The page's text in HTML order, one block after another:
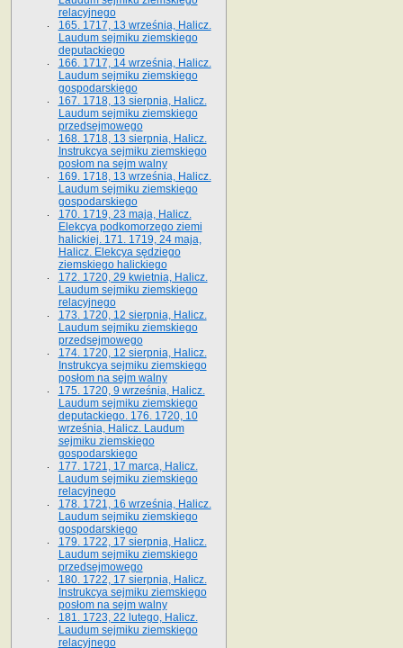
relacyjnego
165. 1717, 13 września, Halicz.
Laudum sejmiku ziemskiego
deputackiego
166. 1717, 14 września, Halicz.
Laudum sejmiku ziemskiego
gospodarskiego
167. 1718, 13 sierpnia, Halicz.
Laudum sejmiku ziemskiego
przedsejmowego
168. 1718, 13 sierpnia, Halicz.
Instrukcya sejmiku ziemskiego
posłom na sejm walny
169. 1718, 13 września, Halicz.
Laudum sejmiku ziemskiego
gospodarskiego
170. 1719, 23 maja, Halicz.
Elekcya podkomorzego ziemi
halickiej. 171. 1719, 24 maja,
Halicz. Elekcya sędziego
ziemskiego halickiego
172. 1720, 29 kwietnia, Halicz.
Laudum sejmiku ziemskiego
relacyjnego
173. 1720, 12 sierpnia, Halicz.
Laudum sejmiku ziemskiego
przedsejmowego
174. 1720, 12 sierpnia, Halicz.
Instrukcya sejmiku ziemskiego
posłom na sejm walny
175. 1720, 9 września, Halicz.
Laudum sejmiku ziemskiego
deputackiego. 176. 1720, 10
września, Halicz. Laudum
sejmiku ziemskiego
gospodarskiego
177. 1721, 17 marca, Halicz.
Laudum sejmiku ziemskiego
relacyjnego
178. 1721, 16 września, Halicz.
Laudum sejmiku ziemskiego
gospodarskiego
179. 1722, 17 sierpnia, Halicz.
Laudum sejmiku ziemskiego
przedsejmowego
180. 1722, 17 sierpnia, Halicz.
Instrukcya sejmiku ziemskiego
posłom na sejm walny
181. 1723, 22 lutego, Halicz.
Laudum sejmiku ziemskiego
relacyjnego